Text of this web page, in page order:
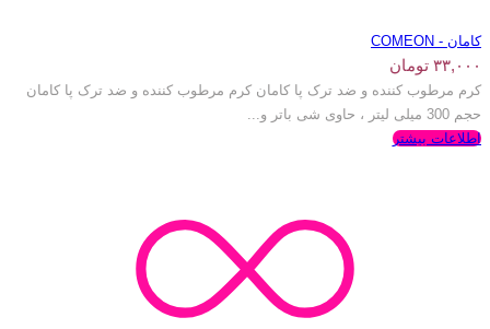
کامان - COMEON
۳۳,۰۰۰ تومان
کرم مرطوب کننده و ضد ترک پا کامان کرم مرطوب کننده و ضد ترک پا کامان
حجم 300 میلی لیتر ، حاوی شی باتر و...
اطلاعات بیشتر